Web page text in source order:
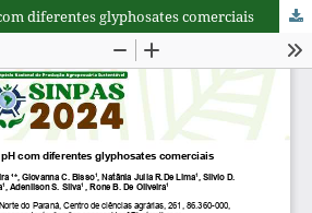
diferentes glyphosates comerciais